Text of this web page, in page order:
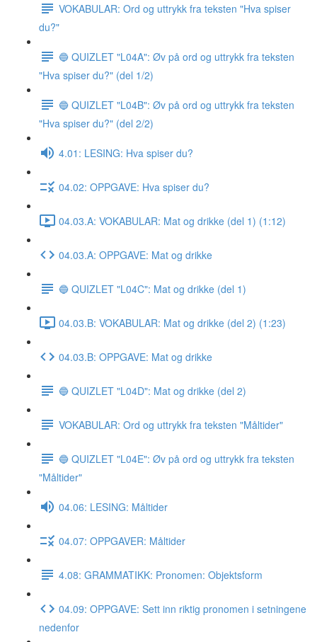
VOKABULAR: Ord og uttrykk fra teksten "Hva spiser
du?"
🔵 QUIZLET "L04A": Øv på ord og uttrykk fra teksten
"Hva spiser du?" (del 1/2)
🔵 QUIZLET "L04B": Øv på ord og uttrykk fra teksten
"Hva spiser du?" (del 2/2)
4.01: LESING: Hva spiser du?
04.02: OPPGAVE: Hva spiser du?
04.03.A: VOKABULAR: Mat og drikke (del 1) (1:12)
04.03.A: OPPGAVE: Mat og drikke
🔵 QUIZLET "L04C": Mat og drikke (del 1)
04.03.B: VOKABULAR: Mat og drikke (del 2) (1:23)
04.03.B: OPPGAVE: Mat og drikke
🔵 QUIZLET "L04D": Mat og drikke (del 2)
VOKABULAR: Ord og uttrykk fra teksten "Måltider"
🔵 QUIZLET "L04E": Øv på ord og uttrykk fra teksten
"Måltider"
04.06: LESING: Måltider
04.07: OPPGAVER: Måltider
4.08: GRAMMATIKK: Pronomen: Objektsform
04.09: OPPGAVE: Sett inn riktig pronomen i setningene
nedenfor